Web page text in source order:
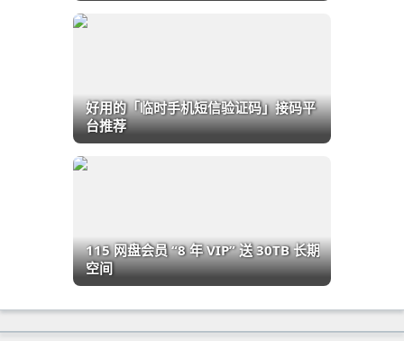
好用的「临时手机短信验证码」接码平
台推荐
115 网盘会员 “8 年 VIP” 送 30TB 长期
空间